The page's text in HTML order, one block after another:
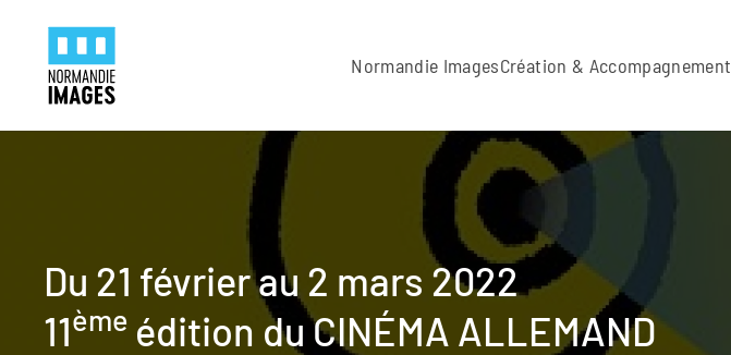
Skip to main content
Normandie ImagesCréation & Accompagnement
Du 21 février au 2 mars 2022
11ème édition du CINÉMA ALLEMAND